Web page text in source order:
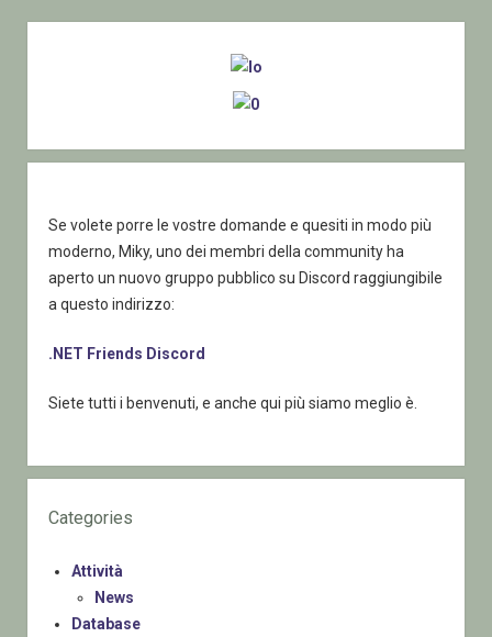
Se volete porre le vostre domande e quesiti in modo più
moderno, Miky, uno dei membri della community ha
aperto un nuovo gruppo pubblico su Discord raggiungibile
a questo indirizzo:
.NET Friends Discord
Siete tutti i benvenuti, e anche qui più siamo meglio è.
Categories
Attività
News
Database